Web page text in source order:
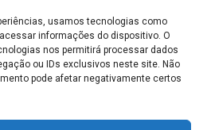
usamos tecnologias como
informações do dispositivo. O
nos permitirá processar dados
ou IDs exclusivos neste site. Não
pode afetar negativamente certos